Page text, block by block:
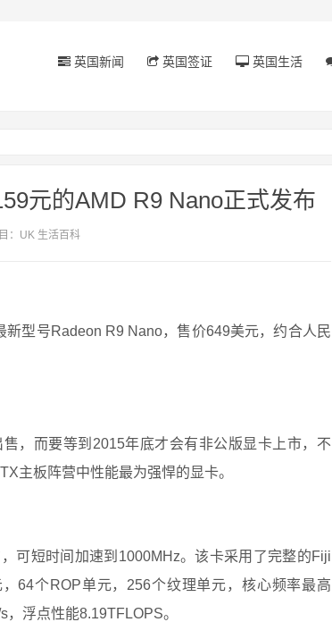
英国新闻 英国签证 英国生活
元的AMD R9 Nano正式发布
：UK 生活百科
型号Radeon R9 Nano，售价649美元，约合人民
，而要等到2015年底才会有非公版显卡上市，不
主板阵营中性能最为强悍的显卡。
可短时间加速到1000MHz。该卡采用了完整的Fiji
64个ROP单元，256个纹理单元，核心频率最高
浮点性能8.19TFLOPS。